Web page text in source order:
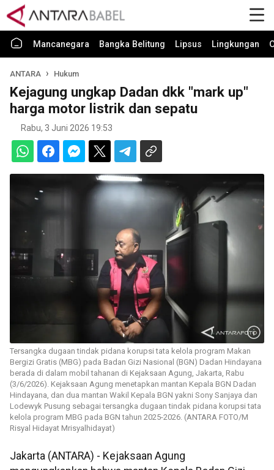
Mancanegara Bangka Belitung Lipsus Lingkungan
ANTARA Hukum
Kejagung ungkap Dadan dkk "mark up"
harga motor listrik dan sepatu
Rabu, 3 Juni 2026 19:53
Tersangka dugaan tindak pidana korupsi tata kelola program Makan
Bergizi Gratis (MBG) pada Badan Gizi Nasional (BGN) Dadan Hindayana
berada di dalam mobil tahanan di Kejaksaan Agung, Jakarta, Rabu
(3/6/2026). Kejaksaan Agung menetapkan mantan Kepala BGN Dadan
Hindayana, dan dua mantan Wakil Kepala BGN yakni Sony Sanjaya dan
Lodewyk Pusung sebagai tersangka dugaan tindak pidana korupsi tata
kelola program MBG pada BGN tahun 2025-2026. (ANTARA FOTO/M
Risyal Hidayat Mrisyalhidayat)
Jakarta (ANTARA) - Kejaksaan Agung